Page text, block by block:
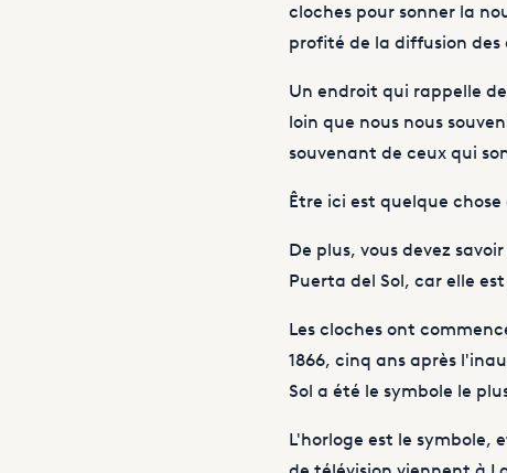
cloches pour sonner la
profité de la diffusion
Un endroit qui rappelle
loin que nous nous
souvenant de ceux qui
Être ici est quelque
De plus, vous devez
Puerta del Sol, car elle
Les cloches ont
1866, cinq ans après
Sol a été le symbole le
L'horloge est le symbole,